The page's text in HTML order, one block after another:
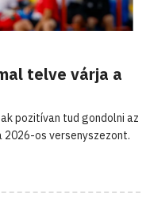
telve várja a
pozitívan tud gondolni az
2026-os versenyszezont.